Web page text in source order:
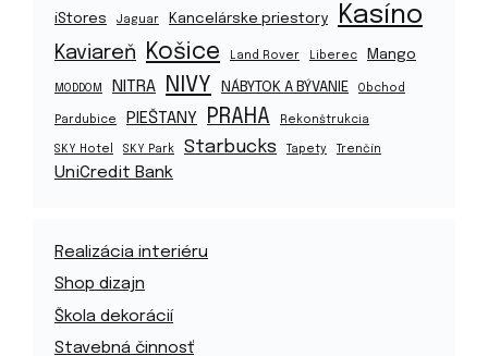
iStores Jaguar Kancelárske priestory Kasíno
Kaviareň Košice Land Rover Liberec Mango
MODDOM NITRA NIVY NÁBYTOK A BÝVANIE Obchod
Pardubice PIEŠTANY PRAHA Rekonštrukcia
SKY Hotel SKY Park Starbucks Tapety Trenčín
UniCredit Bank
Realizácia interiéru
Shop dizajn
Škola dekorácií
Stavebná činnosť